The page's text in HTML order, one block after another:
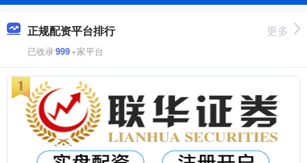
正规配资平台排行
已收录999+家平台
更多